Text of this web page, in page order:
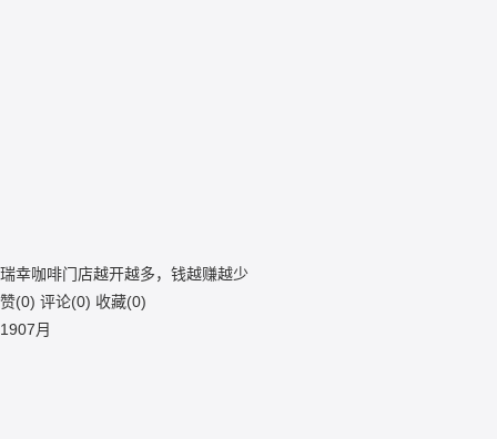
瑞幸咖啡门店越开越多，钱越赚越少
赞(0) 评论(0) 收藏(0)
1907月